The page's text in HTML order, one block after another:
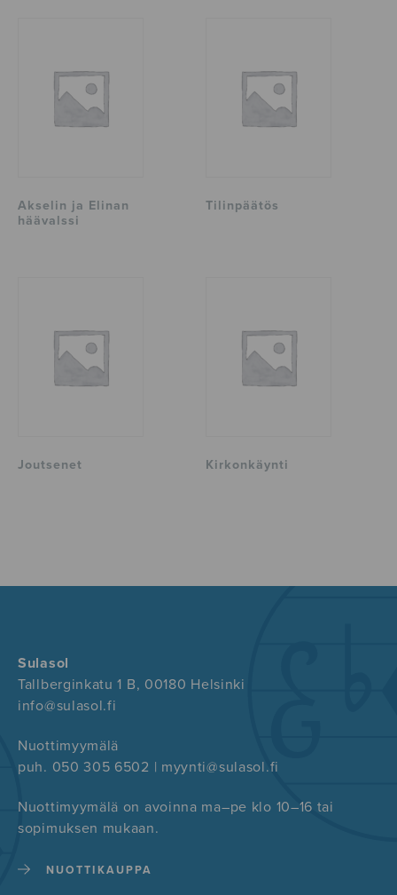
Akselin ja Elinan
häävalssi
Tilinpäätös
Joutsenet Kirkonkäynti
Sulasol
Tallberginkatu 1 B, 00180 Helsinki
info@sulasol.fi
Nuottimyymälä
puh. 050 305 6502 | myynti@sulasol.fi
Nuottimyymälä on avoinna ma–pe klo 10–16 tai
sopimuksen mukaan.
NUOTTIKAUPPA